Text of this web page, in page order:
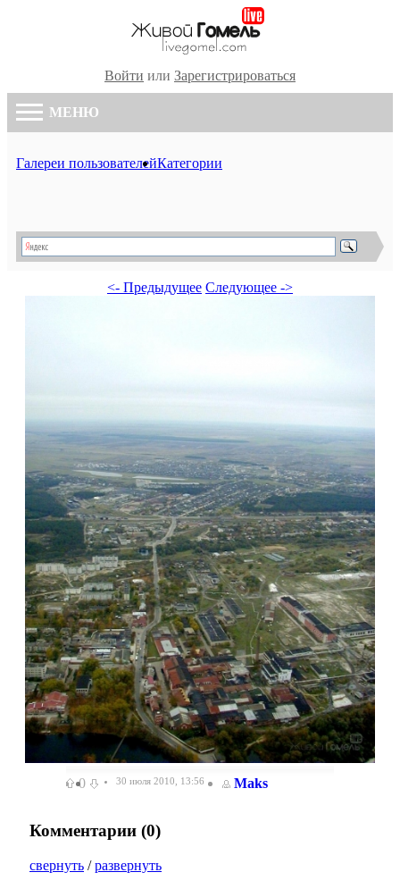
Войти или Зарегистрироваться
МЕНЮ
Галереи пользователейКатегории
<- Предыдущее Следующее ->
0 30 июля 2010, 13:56 Maks
Комментарии (0)
свернуть /развернуть